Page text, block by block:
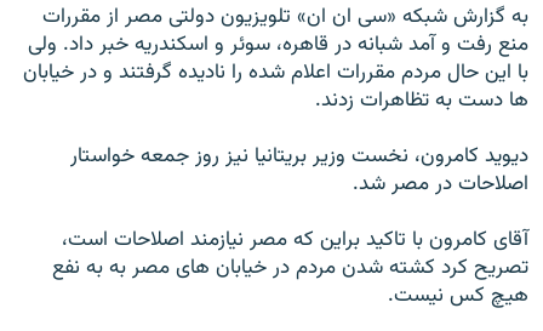
به گزارش شبکه «سی ان ان» تلويزيون دولتی مصر از مقررات
منع رفت و آمد شبانه در قاهره، سوئر و اسکندريه خبر داد. ولی
با اين حال مردم مقررات اعلام شده را ناديده گرفتند و در خيابان
ها دست به تظاهرات زدند.
ديويد کامرون، نخست وزير بريتانيا نیز روز جمعه خواستار
اصلاحات در مصر شد.
آقای کامرون با تاکيد براين که مصر نيازمند اصلاحات است،
تصريح کرد کشته شدن مردم در خيابان های مصر به به نفع
هيچ کس نيست.